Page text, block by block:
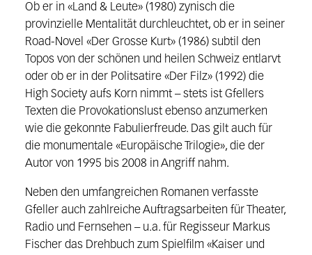
Ob er in «Land & Leute» (1980) zynisch die
provinzielle Mentalität durchleuchtet, ob er in seiner
Road-Novel «Der Grosse Kurt» (1986) subtil den
Topos von der schönen und heilen Schweiz entlarvt
oder ob er in der Politsatire «Der Filz» (1992) die
High Society aufs Korn nimmt – stets ist Gfellers
Texten die Provokationslust ebenso anzumerken
wie die gekonnte Fabulierfreude. Das gilt auch für
die monumentale «Europäische Trilogie», die der
Autor von 1995 bis 2008 in Angriff nahm.
Neben den umfangreichen Romanen verfasste
Gfeller auch zahlreiche Auftragsarbeiten für Theater,
Radio und Fernsehen – u.a. für Regisseur Markus
Fischer das Drehbuch zum Spielfilm «Kaiser und